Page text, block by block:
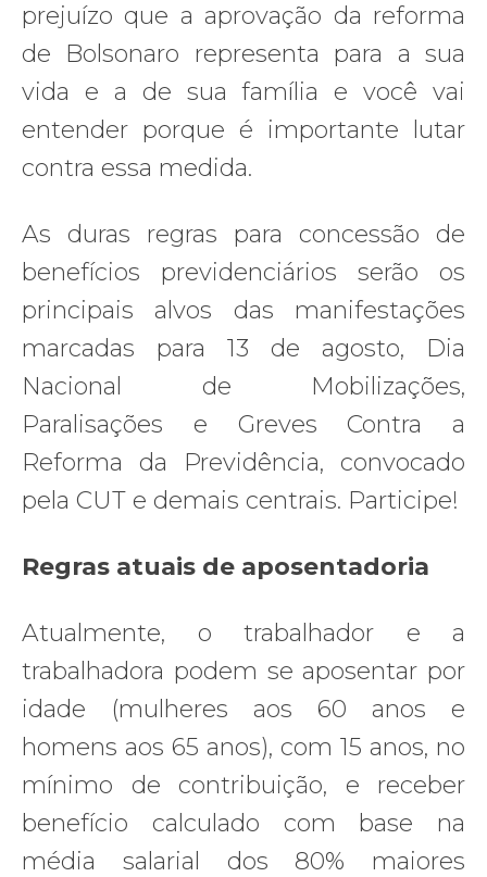
prejuízo que a aprovação da reforma
de Bolsonaro representa para a sua
vida e a de sua família e você vai
entender porque é importante lutar
contra essa medida.
As duras regras para concessão de
benefícios previdenciários serão os
principais alvos das manifestações
marcadas para 13 de agosto, Dia
Nacional de Mobilizações,
Paralisações e Greves Contra a
Reforma da Previdência, convocado
pela CUT e demais centrais. Participe!
Regras atuais de aposentadoria
Atualmente, o trabalhador e a
trabalhadora podem se aposentar por
idade (mulheres aos 60 anos e
homens aos 65 anos), com 15 anos, no
mínimo de contribuição, e receber
benefício calculado com base na
média salarial dos 80% maiores